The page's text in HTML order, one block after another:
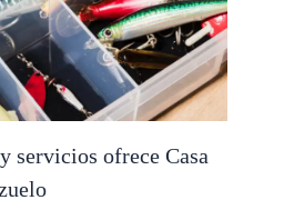
servicios ofrece Casa